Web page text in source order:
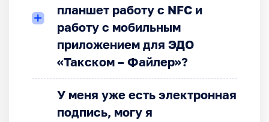
планшет работу с NFC и
работу с мобильным
приложением для ЭДО
«Такском – Файлер»?
У меня уже есть электронная
подпись, могу я